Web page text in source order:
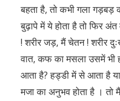
बहता है, तो कभी गला गड़बड़
बुढ़ापे में ये होता है तो फिर
! शरीर जड़, मैं चेतन ! शरीर
वात, कफ का मसला उसमें भी
आता है? हड्डी में से आता है
मजा का अनुभव होता है ।